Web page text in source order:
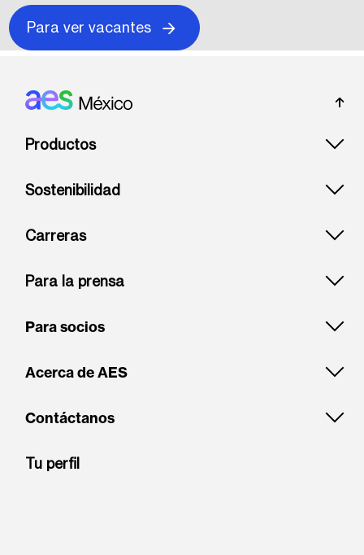
Para ver vacantes
Footer: Mexico
Productos
Sostenibilidad
Carreras
Para la prensa
Para socios
Acerca de AES
Contáctanos
Tu perfil